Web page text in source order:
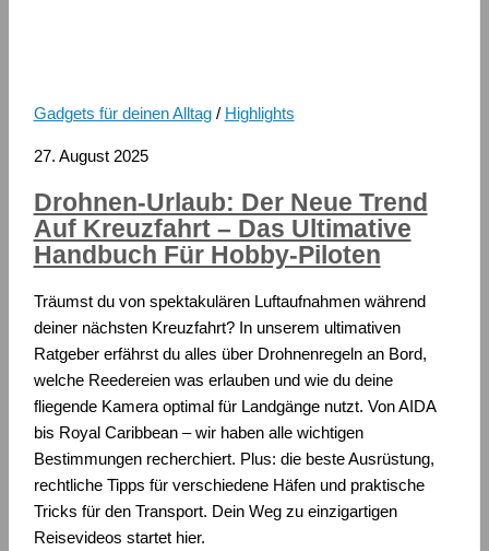
Gadgets für deinen Alltag/ Highlights
27. August 2025
Drohnen-Urlaub: Der Neue Trend
Auf Kreuzfahrt – Das Ultimative
Handbuch Für Hobby-Piloten
Träumst du von spektakulären Luftaufnahmen während
deiner nächsten Kreuzfahrt? In unserem ultimativen
Ratgeber erfährst du alles über Drohnenregeln an Bord,
welche Reedereien was erlauben und wie du deine
fliegende Kamera optimal für Landgänge nutzt. Von AIDA
bis Royal Caribbean – wir haben alle wichtigen
Bestimmungen recherchiert. Plus: die beste Ausrüstung,
rechtliche Tipps für verschiedene Häfen und praktische
Tricks für den Transport. Dein Weg zu einzigartigen
Reisevideos startet hier.